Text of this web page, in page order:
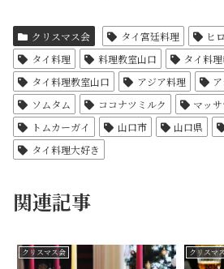
クリスマス会 タイ宮廷料理
ヒ
タイ料理
料理教室山口
タイ料
タイ料理教室山口
アジア料理
ソムタム
ココナツミルク
マッ
トムカーガイ
山口市 山口県
タイ料理大好き
関連記事
クリスマス会 クリスマ